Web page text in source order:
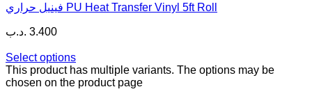
فينيل حراري PU Heat Transfer Vinyl 5ft Roll
3.400 .د.ب
Select options
This product has multiple variants. The options may be
chosen on the product page